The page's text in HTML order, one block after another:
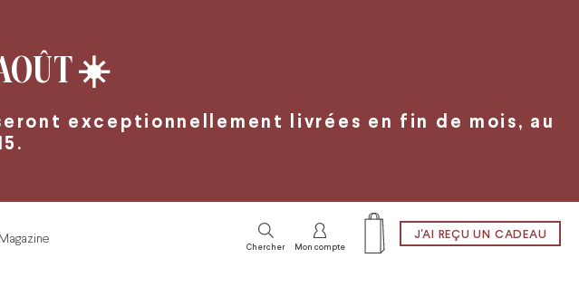
☀️
exceptionnellement livrées en fin de mois, au
Magazine J'AI REÇU UN CADEAU
Chercher Mon compte